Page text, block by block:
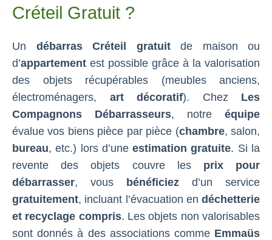
Créteil Gratuit ?
Un débarras Créteil gratuitde maison ou
d’appartement est possible grâce à la valorisation
des objets récupérables (meubles anciens,
électroménagers, art décoratif). Chez Les
Compagnons Débarrasseurs, notre équipe
évalue vos biens pièce par pièce (chambre, salon,
bureau, etc.) lors d’uneestimation gratuite. Si la
revente des objets couvre les prix pour
débarrasser, vous bénéficiez d’un service
gratuitement, incluant l’évacuation en déchetterie
et recyclage compris. Les objets non valorisables
sont donnés à des associations comme Emmaüs